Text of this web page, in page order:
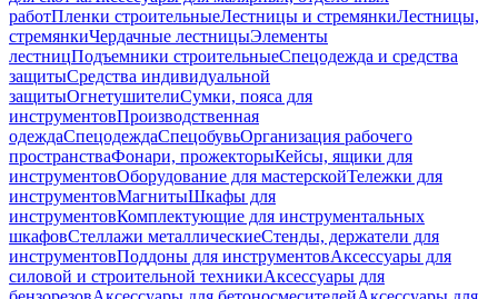
работПленки строительныеЛестницы и стремянкиЛестницы,
стремянкиЧердачные лестницыЭлементы
лестницПодъемники строительныеСпецодежда и средства
защитыСредства индивидуальной
защитыОгнетушителиСумки, пояса для
инструментовПроизводственная
одеждаСпецодеждаСпецобувьОрганизация рабочего
пространстваФонари, прожекторыКейсы, ящики для
инструментовОборудование для мастерскойТележки для
инструментовМагнитыШкафы для
инструментовКомплектующие для инструментальных
шкафовСтеллажи металлическиеСтенды, держатели для
инструментовПоддоны для инструментовАксессуары для
силовой и строительной техникиАксессуары для